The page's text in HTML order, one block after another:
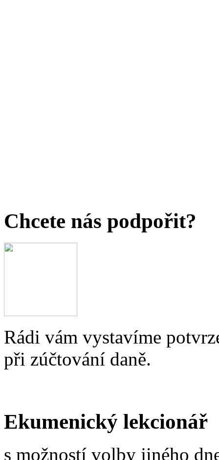
Chcete nás podpořit?
Rádi vám vystavíme
při zúčtování daně.
Ekumenický lekcionář
s možností volby jiného